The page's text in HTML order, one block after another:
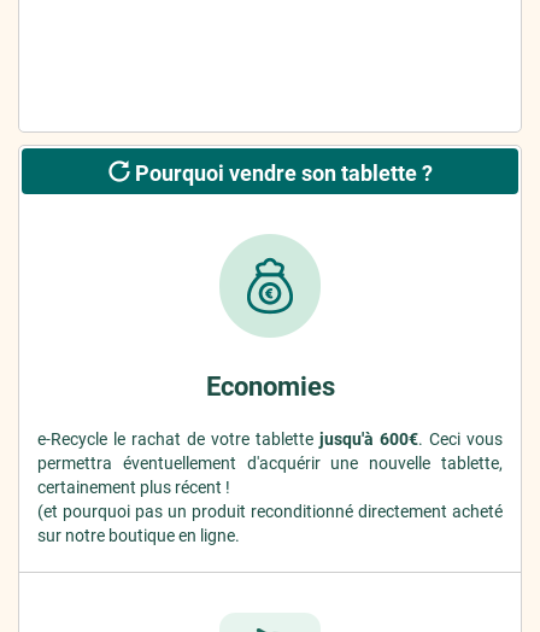
Pourquoi vendre son tablette ?
Economies
e-Recycle le rachat de votre tablette jusqu'à 600€. Ceci vous
permettra éventuellement d'acquérir une nouvelle tablette,
certainement plus récent !
(et pourquoi pas un produit reconditionné directement acheté
sur notre boutique en ligne.